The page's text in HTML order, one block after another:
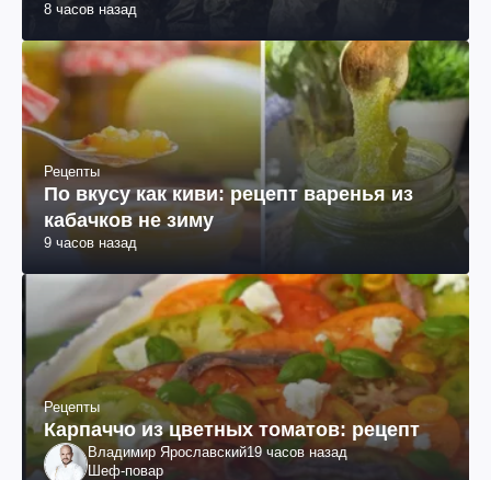
юриста
8 часов назад
Рецепты
По вкусу как киви: рецепт варенья из
кабачков не зиму
9 часов назад
Рецепты
Карпаччо из цветных томатов: рецепт
Владимир Ярославский19 часов назад
Шеф-повар